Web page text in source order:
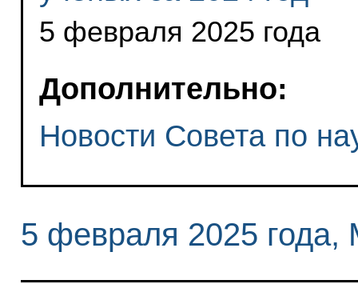
5 февраля 2025 года
Дополнительно:
Новости Совета по
5 февраля 2025 года,